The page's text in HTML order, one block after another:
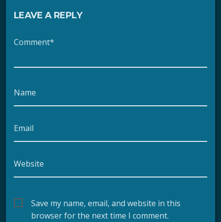
LEAVE A REPLY
Comment*
Name
Email
Website
Save my name, email, and website in this
browser for the next time I comment.